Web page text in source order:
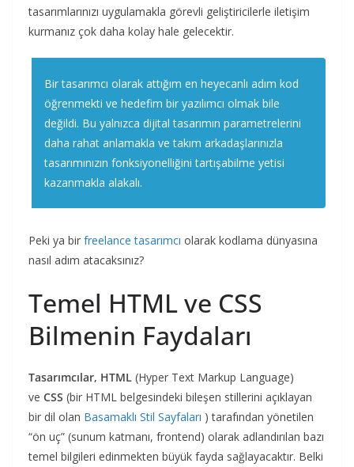
tasarımlarınızı uygulamakla görevli geliştiricilerle iletişim
kurmanız çok daha kolay hale gelecektir.
Bir tasarımcı olarak attığım en heyecanlı adım kod
öğrenmekti ve hedefim bir yazılımcı olmak bile
değildi. Bu yalnızca dijital tasarımın parametrelerini
daha rahat anlamakla ve takım arkadaşlarınızla
tasarımınızın fonksiyonelliğini tartışabilme yetisi
kazanmakla alakalı.
Peki ya bir freelance tasarımcı olarak kodlama dünyasına
nasıl adım atacaksınız?
Temel HTML ve CSS
Bilmenin Faydaları
Tasarımcılar, HTML (Hyper Text Markup Language)
ve CSS (bir HTML belgesindeki bileşen stillerini açıklayan
bir dil olan Basamaklı Stil Sayfaları ) tarafından yönetilen
“ön uç” (sunum katmanı, frontend) olarak adlandırılan bazı
temel bilgileri edinmekten büyük fayda sağlayacaktır. Belki